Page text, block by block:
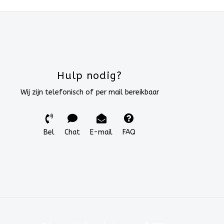
Hulp nodig?
Wij zijn telefonisch of per mail bereikbaar
Bel Chat E-mail FAQ